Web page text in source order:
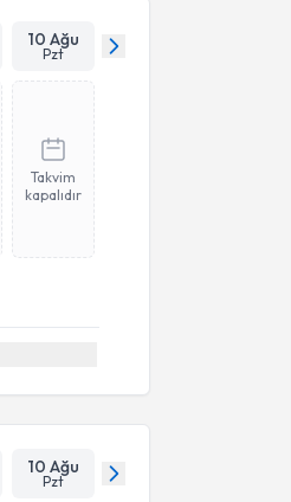
10 Ağu
Pzt
Takvim
kapalıdır
10 Ağu
Pzt